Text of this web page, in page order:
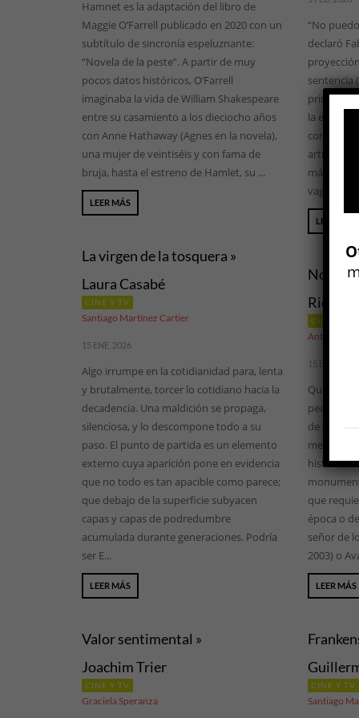
Hamnet es la adaptación del libro de
Maggie O’Farrell publicado en 2020 con un
subtítulo de sincronía espeluznante:
“Novela de la peste”. A partir de muy
pocos datos históricos, O’Farrell
imaginaba la vida de William Shakespeare
entre su casamiento a los dieciocho años
con Anne Hathaway (Agnes en la novela),
una mujer de veintiséis y con fama de
bruja, hasta el estreno de Hamlet, su ...
LEER MÁS
La virgen de la tosquera »
Laura Casabé
CINE Y TV
Santiago Martínez Cartier
15 ENE, 2026
Algo irrumpe en la cotidianidad para, lenta
y brutalmente, torcer lo cotidiano hacia la
decadencia. Una maldición se propaga,
silenciosa, y lo descompone todo a su
paso. El punto de partida es un elemento
externo cuya aparición pone en evidencia
que no todo es tan apacible como parece;
que debajo de la superficie subyacen
capas y capas de podredumbre
acumulada durante generaciones. Podría
ser E...
LEER MÁS
Valor sentimental »
Joachim Trier
CINE Y TV
Graciela Speranza
“No
declaró
sentencia
principio,
la
artística
más allá
vaga y
LEER MÁS
Richard
CINE Y TV
Antonio
15 ENE, 2026
Quizás
pequeña
de
menudo
historia
que
época o
señor de
2003) o
LEER MÁS
CINE Y TV
Santiago